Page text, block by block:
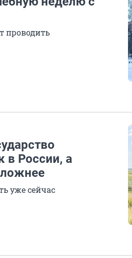
проводить
в России, а
уже сейчас